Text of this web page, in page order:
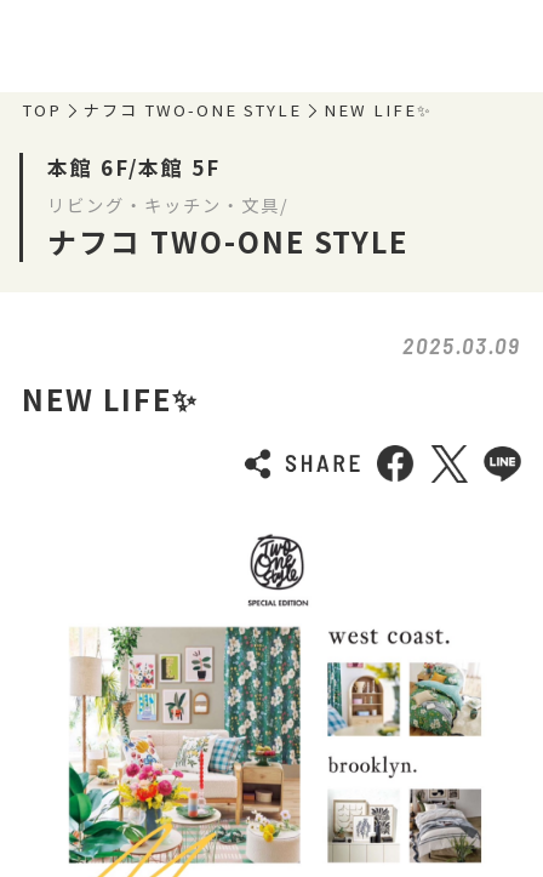
TOP ナフコ TWO-ONE STYLE NEW LIFE✨
本館 6F/本館 5F
リビング・キッチン・文具/
ナフコ TWO-ONE STYLE
2025.03.09
NEW LIFE✨